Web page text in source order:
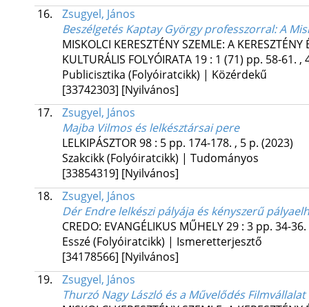
16.
Zsugyel, János
Beszélgetés Kaptay György professzorral: A
MISKOLCI KERESZTÉNY SZEMLE: A
KULTURÁLIS FOLYÓIRATA 19: 1 (71) pp. 58-61. ,
Publicisztika (Folyóiratcikk) | Közérdekű
[33742303] [Nyilvános]
17.
Zsugyel, János
Majba Vilmos és lelkésztársai pere
LELKIPÁSZTOR98: 5 pp. 174-178. , 5 p. (2023)
Szakcikk (Folyóiratcikk) | Tudományos
[33854319] [Nyilvános]
18.
Zsugyel, János
Dér Endre lelkészi pályája és kényszerű
CREDO: EVANGÉLIKUS MŰHELY29: 3 pp. 34-
Esszé (Folyóiratcikk) | Ismeretterjesztő
[34178566] [Nyilvános]
19.
Zsugyel, János
Thurzó Nagy László és a Művelődés Filmvállalat